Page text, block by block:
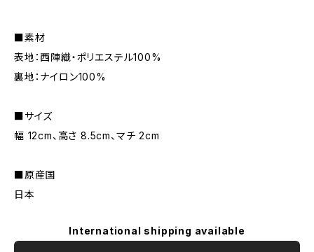
■素材
表地：西陣織・ポリエステル100%
裏地：ナイロン100%
■サイズ
幅 12cm、高さ 8.5cm、マチ 2cm
■原産国
日本
International shipping available